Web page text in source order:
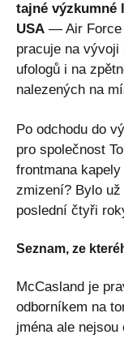
tajné výzkumné
USA — Air Force
pracuje na vývoji
ufologů i na
nalezených na
Po odchodu do
pro společnost
frontmana kapely
zmizení? Bylo
poslední čtyři
Seznam, ze
McCasland je
odborníkem na
jména ale